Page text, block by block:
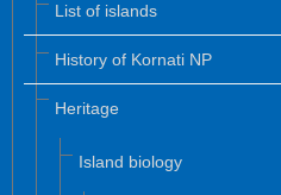
List of islands
History of Kornati NP
Heritage
Island biology